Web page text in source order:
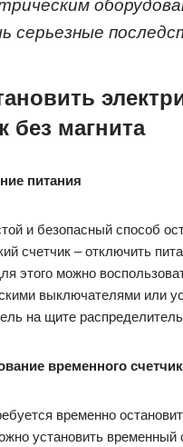
серьезные
без магнита
питания
и безопасный способ
счетчик – отключить
этого можно
выключателями или
на щите
временного
временно
установить временный